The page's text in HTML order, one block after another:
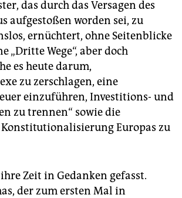
das durch das Versagen des
aufgestoßen worden sei, zu
ernüchtert, ohne Seitenblicke
„Dritte Wege“, aber doch
es heute darum,
zu zerschlagen, eine
einzuführen, Investitions- und
zu trennen“ sowie die
Europas zu
Zeit in Gedanken gefasst.
der zum ersten Mal in